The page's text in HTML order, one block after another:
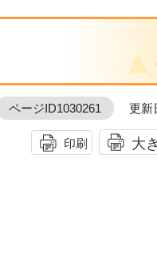
ページID1030261 更新
印刷 大